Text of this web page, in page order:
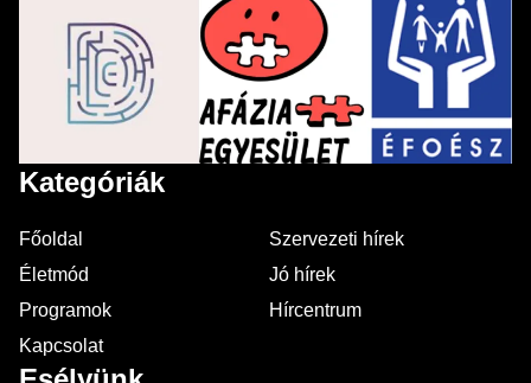
Kategóriák
Főoldal
Szervezeti hírek
Életmód
Jó hírek
Programok
Hírcentrum
Kapcsolat